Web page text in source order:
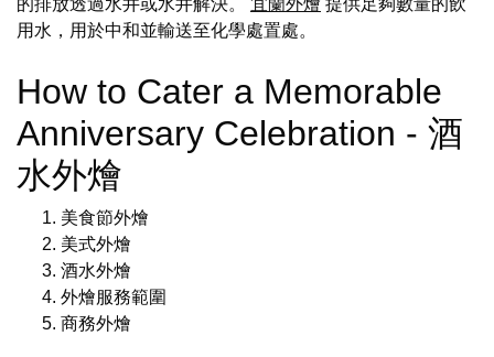
的排放透過水井或水井解決。 宜蘭外燴 提供足夠數量的飲
用水，用於中和並輸送至化學處置處。
How to Cater a Memorable
Anniversary Celebration - 酒
水外燴
美食節外燴
美式外燴
酒水外燴
外燴服務範圍
商務外燴